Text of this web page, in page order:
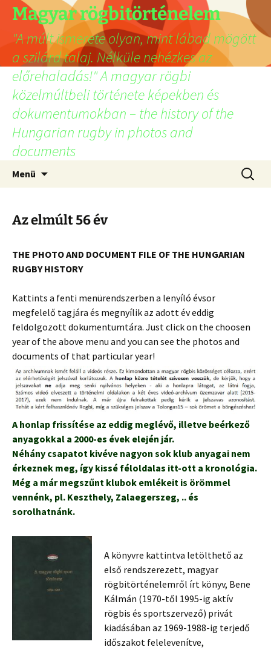
Ugrás
tartalomhoz
Magyar rögbitörténelem
"A múlt ismerete olyan, mint lábad mögött
a szilárd talaj. Nélküle nehézkes az
előrehaladás!" A magyar rögbi
közelmúltbeli története képekben és
dokumentumokban – the history of the
Hungarian rugby in photos and
documents
Menü
Az elmúlt 56 év
THE PHOTO AND DOCUMENT FILE OF THE HUNGARIAN
RUGBY HISTORY
Kattints a fenti menürendszerben a lenyíló évsor
megfelelő tagjára és megnyílik az adott év eddig
feldolgozott dokumentumtára. Just click on the choosen
year of the above menu and you can see the photos and
documents of that particular year!
A honlap frissítése az eddig meglévő, illetve beérkező
anyagokkal a 2000-es évek elején jár.
Néhány csapatot kivéve nagyon sok klub anyagai nem
érkeznek meg, így kissé féloldalas itt-ott a kronológia.
Még a már megszűnt klubok emlékeit is örömmel
vennénk, pl. Keszthely, Zalaegerszeg, .. és
sorolhatnánk.
A könyvre kattintva letölthető az
első rendszerezett, magyar
rögbitörténelemről írt könyv, Bene
Kálmán (1970-től 1995-ig aktív
rögbis és sportszervező) privát
kiadásában az 1969-1988-ig terjedő
időszakot felelevenítve,